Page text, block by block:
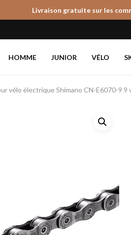
Livraison gratuite sur les
HOMME JUNIOR VÉLO
vélo électrique Shimano CN-E6070-9 9